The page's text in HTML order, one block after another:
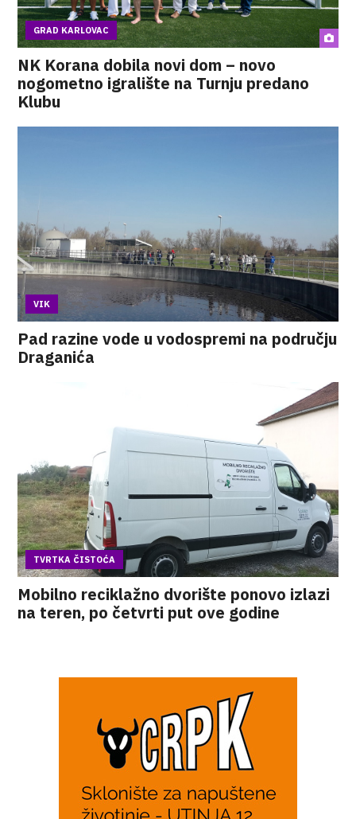
GRAD KARLOVAC
NK Korana dobila novi dom – novo
nogometno igralište na Turnju predano
Klubu
VIK
Pad razine vode u vodospremi na području
Draganića
TVRTKA ČISTOĆA
Mobilno reciklažno dvorište ponovo izlazi
na teren, po četvrti put ove godine